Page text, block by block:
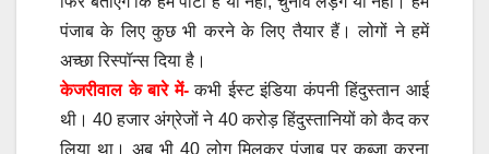
पंजाब के लिए कुछ भी करने के लिए तैयार हैं। लोगों ने हमें
अच्छा रिस्पॉन्स दिया है।
केजरीवाल के बारे में-कभी ईस्ट इंडिया कंपनी हिंदुस्तान आई
थी। 40 हजार अंग्रेजों ने 40 करोड़ हिंदुस्तानियों को कैद कर
लिया था। अब भी 40 लोग मिलकर पंजाब पर कब्जा करना